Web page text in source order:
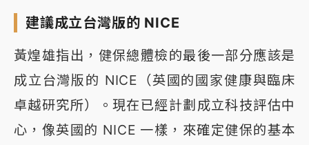
建議成立台灣版的 NICE
黃煌雄指出，健保總體檢的最後一部分應該是
成立台灣版的 NICE（英國的國家健康與臨床
卓越研究所）。現在已經計劃成立科技評估中
心，像英國的 NICE 一樣，來確定健保的基本